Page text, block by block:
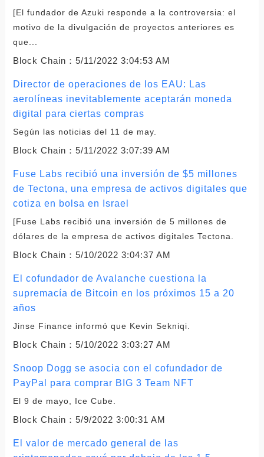
[El fundador de Azuki responde a la controversia: el
motivo de la divulgación de proyectos anteriores es
que...
Block Chain： 5/11/2022 3:04:53 AM
Director de operaciones de los EAU: Las
aerolíneas inevitablemente aceptarán moneda
digital para ciertas compras
Según las noticias del 11 de may.
Block Chain： 5/11/2022 3:07:39 AM
Fuse Labs recibió una inversión de $5 millones
de Tectona, una empresa de activos digitales que
cotiza en bolsa en Israel
[Fuse Labs recibió una inversión de 5 millones de
dólares de la empresa de activos digitales Tectona.
Block Chain： 5/10/2022 3:04:37 AM
El cofundador de Avalanche cuestiona la
supremacía de Bitcoin en los próximos 15 a 20
años
Jinse Finance informó que Kevin Sekniqi.
Block Chain： 5/10/2022 3:03:27 AM
Snoop Dogg se asocia con el cofundador de
PayPal para comprar BIG 3 Team NFT
El 9 de mayo, Ice Cube.
Block Chain： 5/9/2022 3:00:31 AM
El valor de mercado general de las